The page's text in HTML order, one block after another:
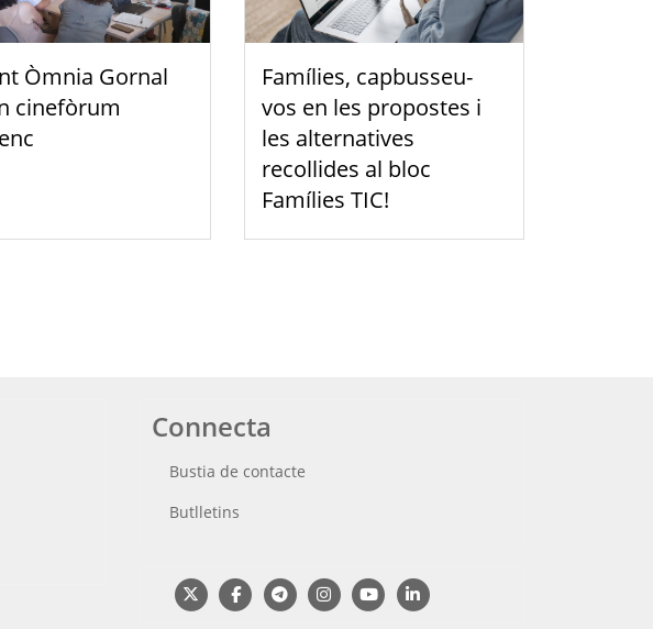
Òmnia Gornal
cinefòrum
Famílies, capbusseu-
vos en les propostes i
les alternatives
recollides al bloc
Famílies TIC!
Connecta
Bustia de contacte
Butlletins